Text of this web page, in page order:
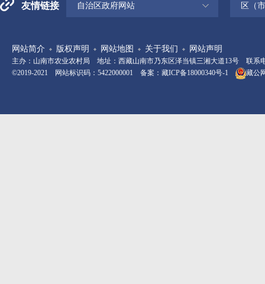
友情链接 自治区政府网站 区（
网站简介 版权声明 网站地图 关于我们 网站声明
主办：山南市农业农村局 地址：西藏山南市乃东区泽当镇三湘大道13号 联系电
©2019-2021 网站标识码：5422000001 备案： 藏ICP备18000340号-1 藏公